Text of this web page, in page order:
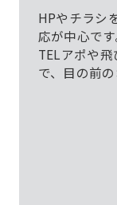
HPやチラシ
応が中心です
TELアポや
で、目の前